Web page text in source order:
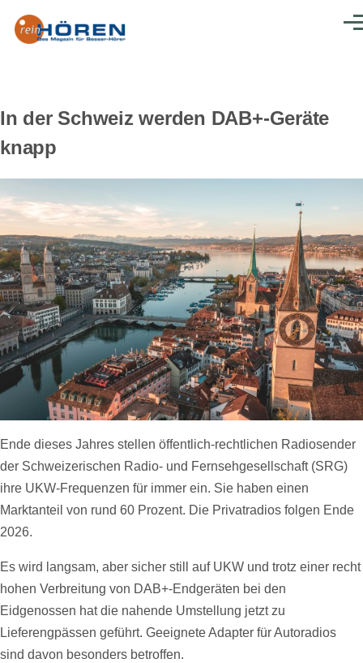
In der Schweiz werden DAB+-Geräte
knapp
Ende dieses Jahres stellen öffentlich-rechtlichen Radiosender
der Schweizerischen Radio- und Fernsehgesellschaft (SRG)
ihre UKW-Frequenzen für immer ein. Sie haben einen
Marktanteil von rund 60 Prozent. Die Privatradios folgen Ende
2026.
Es wird langsam, aber sicher still auf UKW und trotz einer recht
hohen Verbreitung von DAB+-Endgeräten bei den
Eidgenossen hat die nahende Umstellung jetzt zu
Lieferengpässen geführt. Geeignete Adapter für Autoradios
sind davon besonders betroffen.